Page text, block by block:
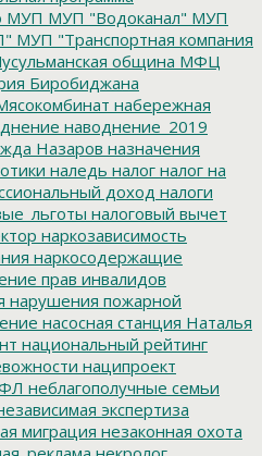
МУП МУП "Водоканал" МУП
МУП "Транспортная компания
община МФЦ
Биробиджана
набережная
наводнение_2019
Назаров назначения
наледь налог налог на
доход налоги
налоговый вычет
наркозависимость
наркосодержащие
прав инвалидов
нарушения пожарной
насосная станция Наталья
национальный рейтинг
наципроект
неблагополучные семьи
экспертиза
миграция незаконная охота